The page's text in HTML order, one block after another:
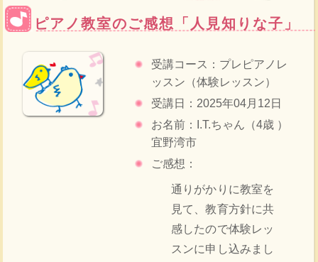
ピアノ教室のご感想「人見知りな子」
受講コース：プレピアノレ
ッスン（体験レッスン）
受講日：2025年04月12日
お名前：I.T.ちゃん（4歳 ）
宜野湾市
ご感想：
通りがかりに教室を
見て、教育方針に共
感したので体験レッ
スンに申し込みまし